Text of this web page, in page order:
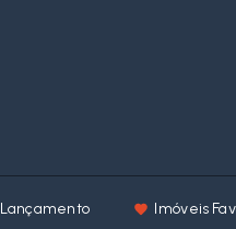
Lançamento Imóveis